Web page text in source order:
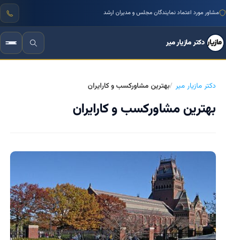
مشاور مورد اعتماد نمایندگان مجلس و مدیران ارشد
منتور بیش از ۱۰۰۰ کسب‌وکار ایرانی
دکتر مازیار میر
دکتر مازیار میر بهترین مشاورکسب و کارایران
بهترین مشاورکسب و کارایران